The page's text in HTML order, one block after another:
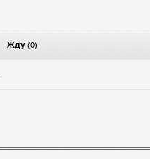
Жду (0)